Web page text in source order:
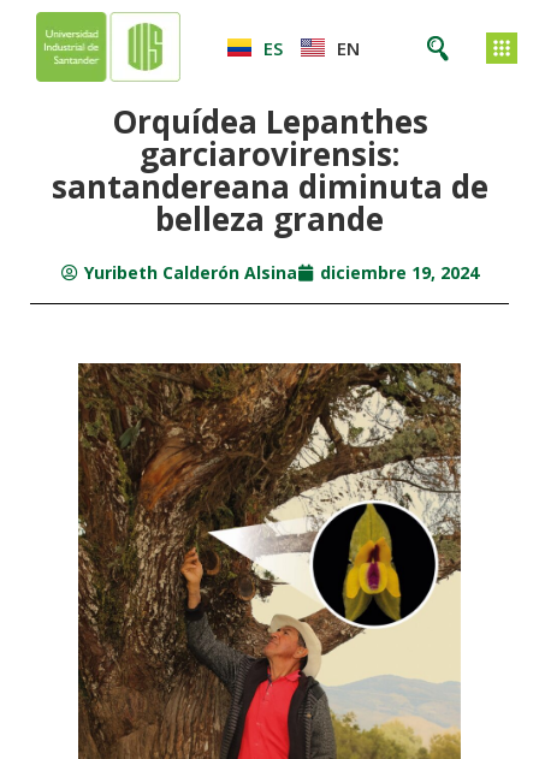
ES EN
Orquídea Lepanthes
garciarovirensis:
santandereana diminuta de
belleza grande
Yuribeth Calderón Alsina diciembre 19, 2024